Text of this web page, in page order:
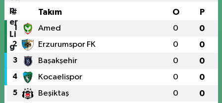
# Takım O P
1 Amed 0 0
2 Erzurumspor FK 0 0
3 Başakşehir 0 0
4 Kocaelispor 0 0
5 Beşiktaş 0 0